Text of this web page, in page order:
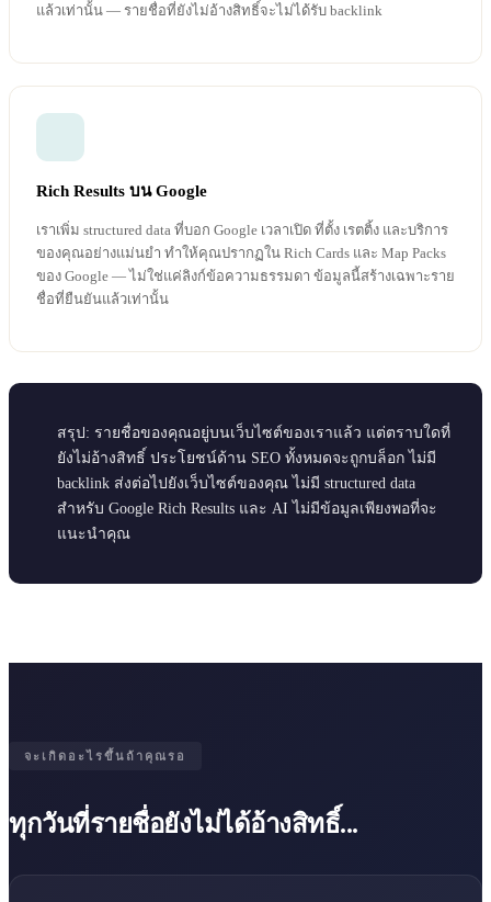
แล้วเท่านั้น — รายชื่อที่ยังไม่อ้างสิทธิ์จะไม่ได้รับ backlink
Rich Results บน Google
เราเพิ่ม structured data ที่บอก Google เวลาเปิด ที่ตั้ง เรตติ้ง และบริการ
ของคุณอย่างแม่นยำ ทำให้คุณปรากฏใน Rich Cards และ Map Packs
ของ Google — ไม่ใช่แค่ลิงก์ข้อความธรรมดา ข้อมูลนี้สร้างเฉพาะราย
ชื่อที่ยืนยันแล้วเท่านั้น
สรุป: รายชื่อของคุณอยู่บนเว็บไซต์ของเราแล้ว แต่ตราบใดที่
ยังไม่อ้างสิทธิ์ ประโยชน์ด้าน SEO ทั้งหมดจะถูกบล็อก ไม่มี
backlink ส่งต่อไปยังเว็บไซต์ของคุณ ไม่มี structured data
สำหรับ Google Rich Results และ AI ไม่มีข้อมูลเพียงพอที่จะ
แนะนำคุณ
จะเกิดอะไรขึ้นถ้าคุณรอ
ทุกวันที่รายชื่อยังไม่ได้อ้างสิทธิ์...